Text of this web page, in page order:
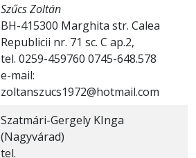
Szűcs Zoltán
BH-415300 Marghita str. Calea
Republicii nr. 71 sc. C ap.2,
tel. 0259-459760 0745-648.578
e-mail:
zoltanszucs1972@hotmail.com
Szatmári-Gergely KInga
(Nagyvárad)
tel.